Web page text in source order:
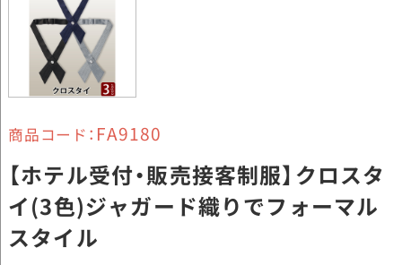
商品コード： FA9180
【ホテル受付・販売接客制服】クロスタ
イ(3色)ジャガード織りでフォーマル
スタイル